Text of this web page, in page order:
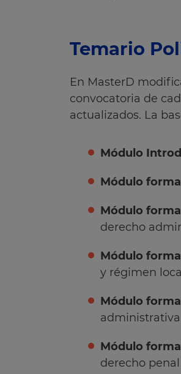
Temario
En MasterD
convocatoria de
actualizados. La
Módulo
Módulo
Módulo
derecho
Módulo
y régimen
Módulo
Módulo
derecho penal